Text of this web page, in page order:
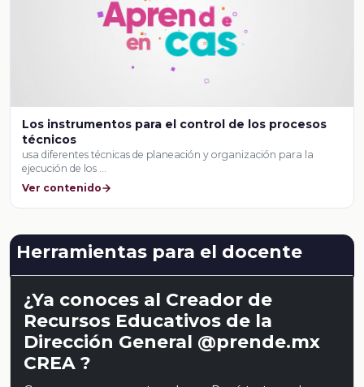
Los instrumentos para el control de los procesos
técnicos
usa diferentes técnicas de planeación y organización para la
ejecución de los …
Ver contenido
Herramientas para el docente
¿Ya conoces al Creador de
Recursos Educativos de la
Dirección General @prende.mx
CREA ?